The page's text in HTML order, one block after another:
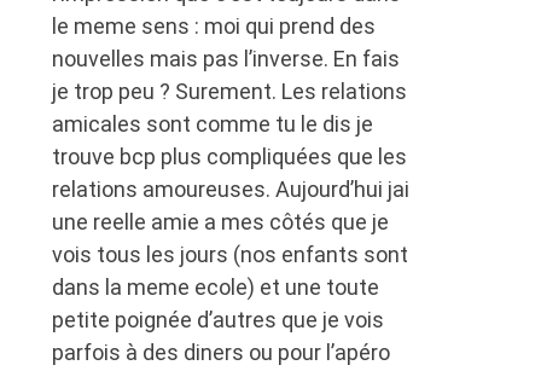
le meme sens : moi qui prend des
nouvelles mais pas l’inverse. En fais
je trop peu ? Surement. Les relations
amicales sont comme tu le dis je
trouve bcp plus compliquées que les
relations amoureuses. Aujourd’hui jai
une reelle amie a mes côtés que je
vois tous les jours (nos enfants sont
dans la meme ecole) et une toute
petite poignée d’autres que je vois
parfois à des diners ou pour l’apéro